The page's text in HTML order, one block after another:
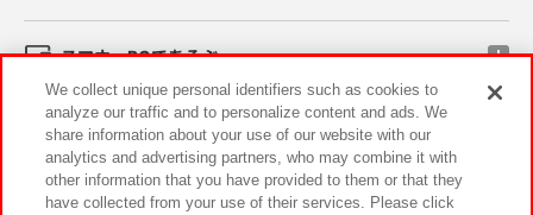
スマホ・PCであそぶ
イベント・キャンペーン
We collect unique personal identifiers such as cookies to
analyze our traffic and to personalize content and ads. We
share information about your use of our website with our
analytics and advertising partners, who may combine it with
other information that you have provided to them or that they
have collected from your use of their services. Please click